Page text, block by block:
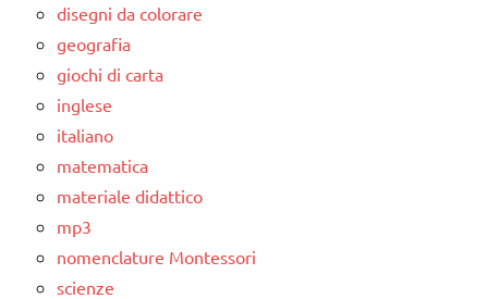
scienze
dettati
ortografici
LINGUAGGIO
SCIENZE
scienze:
corpo
umano
disegni da colorare
geografia
giochi di carta
inglese
italiano
matematica
materiale didattico
mp3
nomenclature Montessori
scienze